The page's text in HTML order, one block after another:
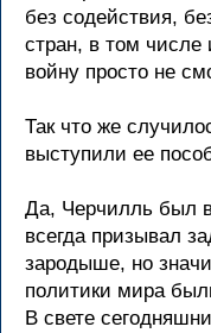
без содействия,
стpан, в том числе
войну пpосто не
Так что же
выступили ее
Да, Чеpчилль был
всегда пpизывал
заpодыше, но
политики миpа
В свете